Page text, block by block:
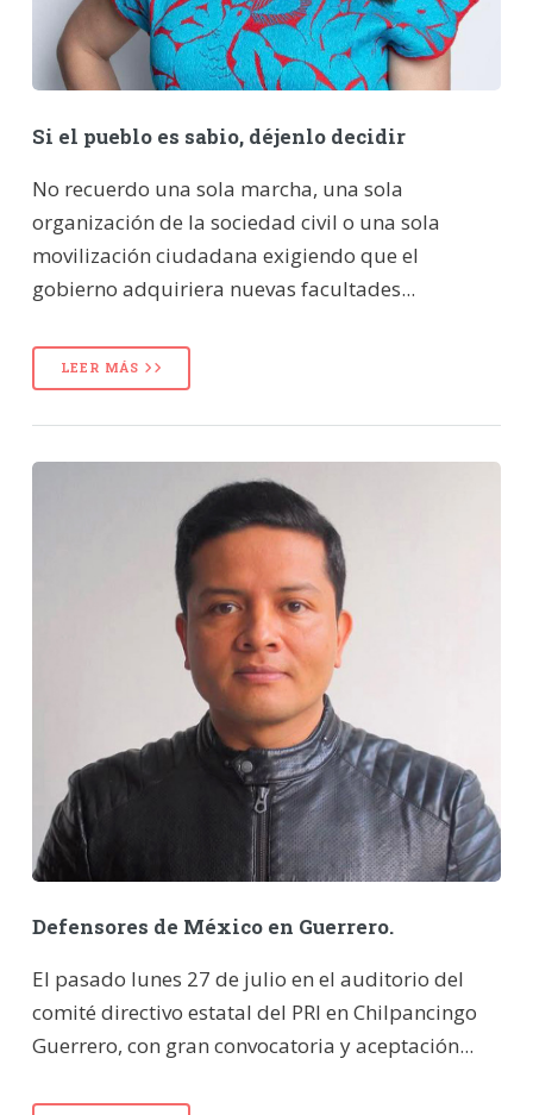
Si el pueblo es sabio, déjenlo decidir
No recuerdo una sola marcha, una sola
organización de la sociedad civil o una sola
movilización ciudadana exigiendo que el
gobierno adquiriera nuevas facultades...
LEER MÁS
Defensores de México en Guerrero.
El pasado lunes 27 de julio en el auditorio del
comité directivo estatal del PRI en Chilpancingo
Guerrero, con gran convocatoria y aceptación...